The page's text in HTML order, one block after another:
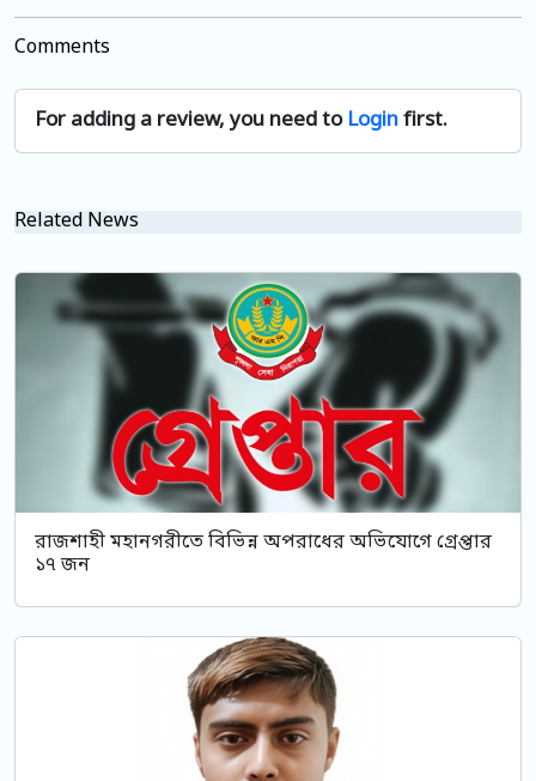
Comments
For adding a review, you need to Loginfirst.
Related News
রাজশাহী মহানগরীতে বিভিন্ন অপরাধের অভিযোগে গ্রেপ্তার
১৭ জন